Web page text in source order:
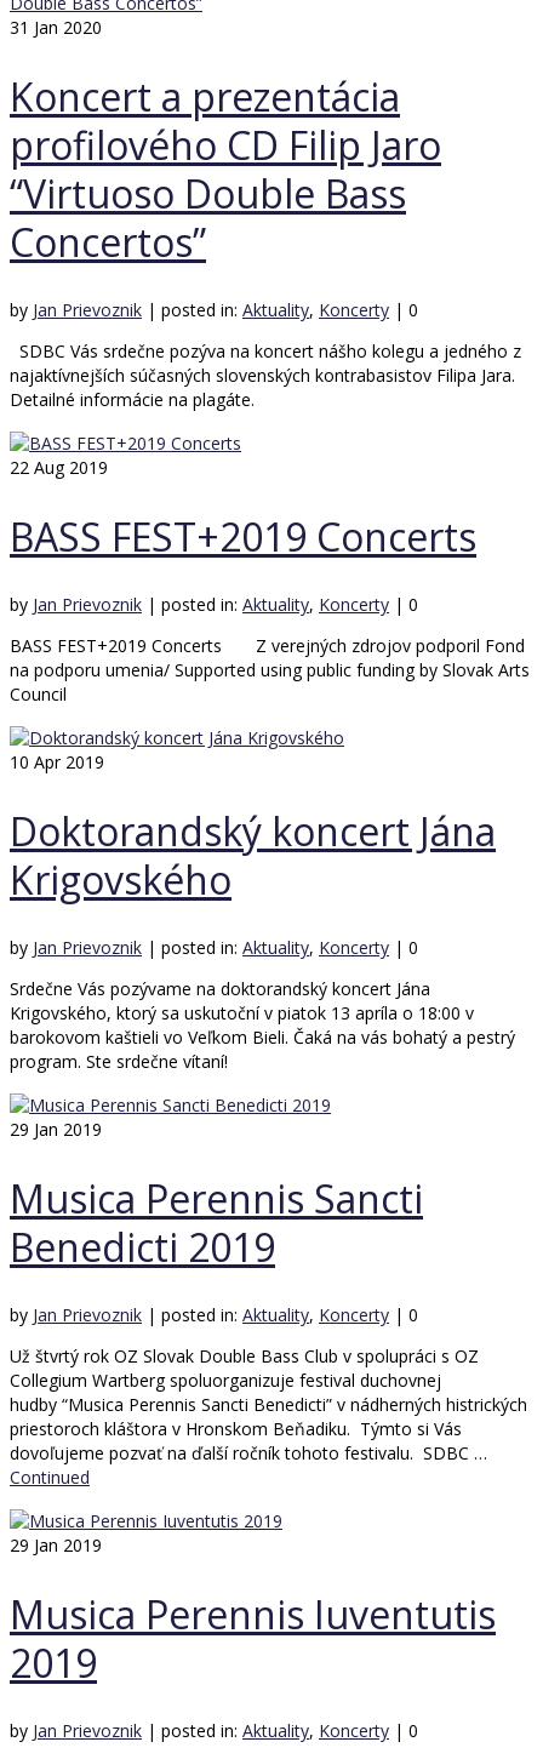
31 Jan 2020
Koncert a prezentácia
profilového CD Filip Jaro
“Virtuoso Double Bass
Concertos”
by Jan Prievoznik | posted in: Aktuality, Koncerty | 0
SDBC Vás srdečne pozýva na koncert nášho kolegu a jedného z
najaktívnejších súčasných slovenských kontrabasistov Filipa Jara.
Detailné informácie na plagáte.
22 Aug 2019
BASS FEST+2019 Concerts
by Jan Prievoznik | posted in: Aktuality, Koncerty | 0
BASS FEST+2019 Concerts Z verejných zdrojov podporil Fond
na podporu umenia/ Supported using public funding by Slovak Arts
Council
10 Apr 2019
Doktorandský koncert Jána
Krigovského
by Jan Prievoznik | posted in: Aktuality, Koncerty | 0
Srdečne Vás pozývame na doktorandský koncert Jána
Krigovského, ktorý sa uskutoční v piatok 13 apríla o 18:00 v
barokovom kaštieli vo Veľkom Bieli. Čaká na vás bohatý a pestrý
program. Ste srdečne vítaní!
29 Jan 2019
Musica Perennis Sancti
Benedicti 2019
by Jan Prievoznik | posted in: Aktuality, Koncerty | 0
Už štvrtý rok OZ Slovak Double Bass Club v spolupráci s OZ
Collegium Wartberg spoluorganizuje festival duchovnej
hudby “Musica Perennis Sancti Benedicti” v nádherných histrických
priestoroch kláštora v Hronskom Beňadiku. Týmto si Vás
dovoľujeme pozvať na ďalší ročník tohoto festivalu. SDBC …
Continued
29 Jan 2019
Musica Perennis Iuventutis
2019
by Jan Prievoznik | posted in: Aktuality, Koncerty | 0